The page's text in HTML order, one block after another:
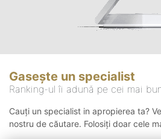
Gasește un specialist
Ranking-ul îi adună pe cei mai
Cauți un specialist in apropierea ta?
nostru de căutare. Folosiți doar cele